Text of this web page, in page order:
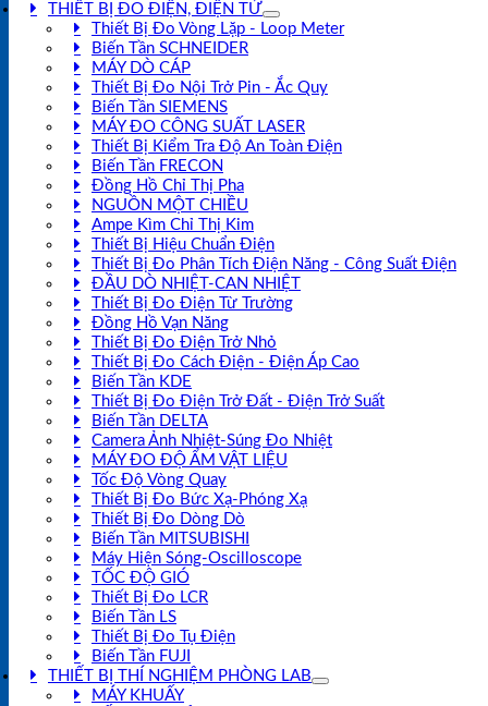
THIẾT BỊ ĐO ĐIỆN, ĐIỆN TỬ
Thiết Bị Đo Vòng Lặp - Loop Meter
Biến Tần SCHNEIDER
MÁY DÒ CÁP
Thiết Bị Đo Nội Trở Pin - Ắc Quy
Biến Tần SIEMENS
MÁY ĐO CÔNG SUẤT LASER
Thiết Bị Kiểm Tra Độ An Toàn Điện
Biến Tần FRECON
Đồng Hồ Chỉ Thị Pha
NGUỒN MỘT CHIỀU
Ampe Kìm Chỉ Thị Kim
Thiết Bị Hiệu Chuẩn Điện
Thiết Bị Đo Phân Tích Điện Năng - Công Suất Điện
ĐẦU DÒ NHIỆT-CAN NHIỆT
Thiết Bị Đo Điện Từ Trường
Đồng Hồ Vạn Năng
Thiết Bị Đo Điện Trở Nhỏ
Thiết Bị Đo Cách Điện - Điện Áp Cao
Biến Tần KDE
Thiết Bị Đo Điện Trở Đất - Điện Trở Suất
Biến Tần DELTA
Camera Ảnh Nhiệt-Súng Đo Nhiệt
MÁY ĐO ĐỘ ẨM VẬT LIỆU
Tốc Độ Vòng Quay
Thiết Bị Đo Bức Xạ-Phóng Xạ
Thiết Bị Đo Dòng Dò
Biến Tần MITSUBISHI
Máy Hiện Sóng-Oscilloscope
TỐC ĐỘ GIÓ
Thiết Bị Đo LCR
Biến Tần LS
Thiết Bị Đo Tụ Điện
Biến Tần FUJI
THIẾT BỊ THÍ NGHIỆM PHÒNG LAB
MÁY KHUẤY